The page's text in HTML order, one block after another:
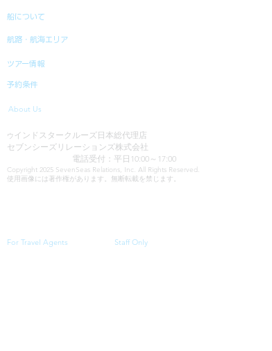
船について
航路・航海エリア
ツアー情報
予約条件
About Us
ウ インドスタークルーズ日本総代理店
セブンシーズリレーションズ株式会社
電話受付：平日10:00～17:00
Copyright 2025 SevenSeas Relations, Inc. All Rights Reserved.
使用画像には著作権があります。無断転載を禁じます。
For Travel Agents Staff Only